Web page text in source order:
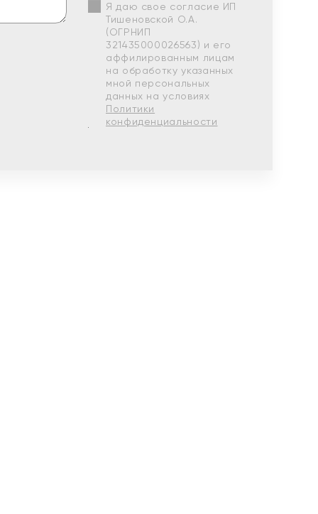
Я даю свое согласие ИП
Тишеновской О.А.
(ОГРНИП
321435000026563) и его
аффилированным лицам
на обработку указанных
мной персональных
данных на условиях
Политики
конфиденциальности